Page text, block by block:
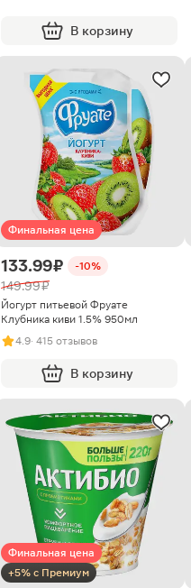
В корзину
Финальная цена
133.99 ₽ -10%
149.99 ₽
Йогурт питьевой Фруате
Клубника киви 1.5% 950мл
4.9· 415 отзывов
В корзину
Финальная цена
+5% с Премиум